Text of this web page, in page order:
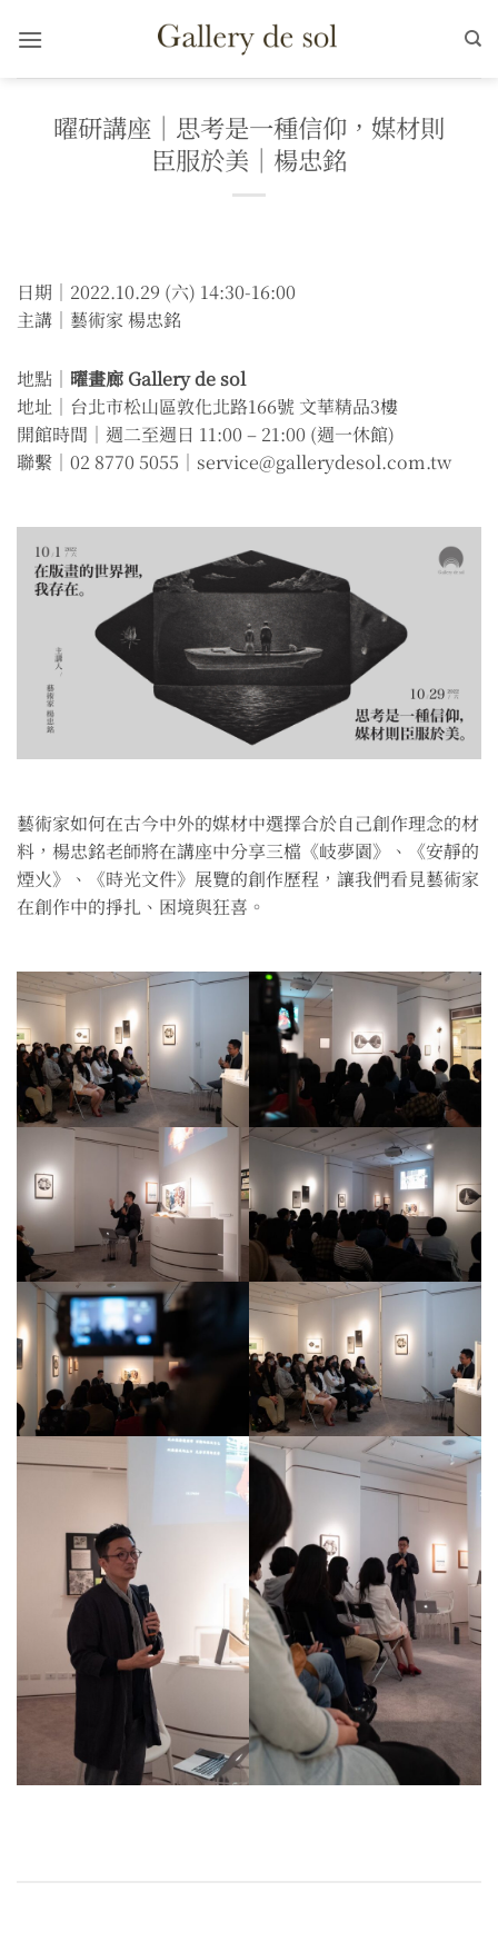
曜研講座｜思考是一種信仰，媒材則
臣服於美｜楊忠銘
日期｜2022.10.29 (六) 14:30-16:00
主講｜藝術家 楊忠銘
地點｜ 曜畫廊 Gallery de sol
地址｜台北市松山區敦化北路166號 文華精品3樓
開館時間｜週二至週日 11:00 – 21:00 (週一休館)
聯繫｜02 8770 5055｜service@gallerydesol.com.tw
藝術家如何在古今中外的媒材中選擇合於自己創作理念的材
料，楊忠銘老師將在講座中分享三檔《岐夢園》、《安靜的
煙火》、《時光文件》展覽的創作歷程，讓我們看見藝術家
在創作中的掙扎、困境與狂喜。